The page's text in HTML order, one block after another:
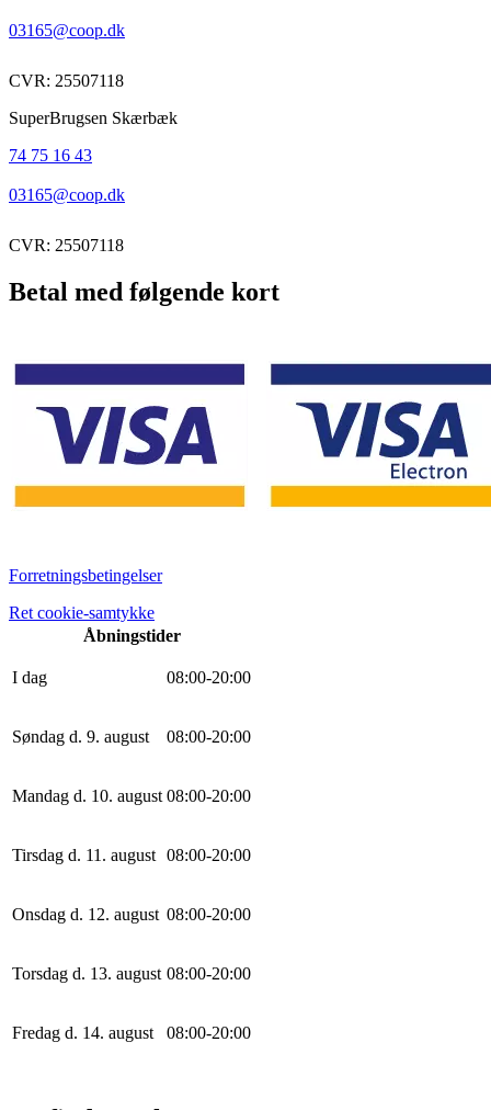
03165@coop.dk
CVR: 25507118
SuperBrugsen Skærbæk
74 75 16 43
03165@coop.dk
CVR: 25507118
Betal med følgende kort
Forretningsbetingelser
Ret cookie-samtykke
Åbningstider
I dag 08:00-20:00
Søndag d. 9. august 08:00-20:00
Mandag d. 10. august 08:00-20:00
Tirsdag d. 11. august 08:00-20:00
Onsdag d. 12. august 08:00-20:00
Torsdag d. 13. august 08:00-20:00
Fredag d. 14. august 08:00-20:00